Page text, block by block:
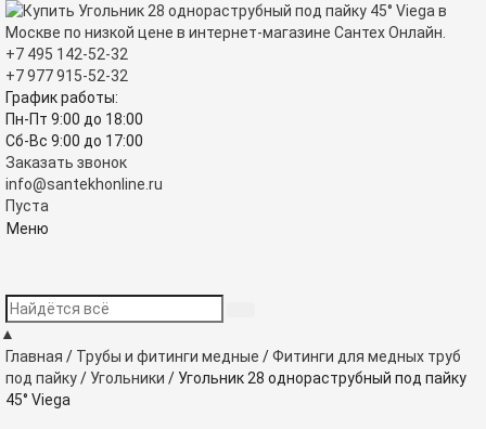
+7 495 142-52-32
+7 977915-52-32
График работы:
Пн-Пт 9:00 до 18:00
Сб-Вс 9:00 до 17:00
Заказать звонок
info@santekhonline.ru
Пуста
Меню
▲
Главная / Трубы и фитинги медные /Фитинги для медных труб
под пайку/ Угольники / Угольник 28 однораструбный под пайку
45° Viega